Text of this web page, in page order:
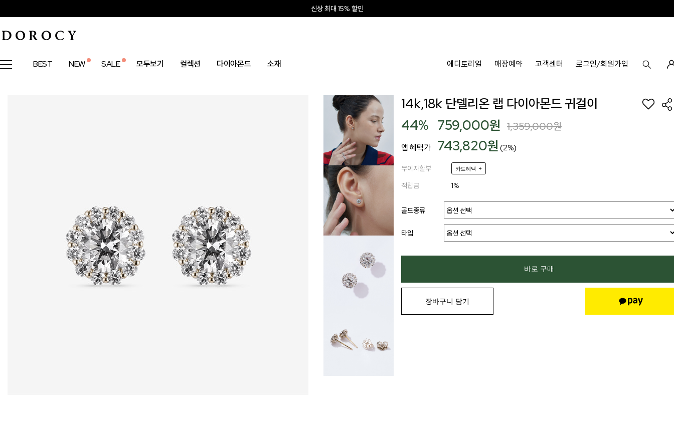
신상 최대 15% 할인
BEST NEW SALE 모두보기 컬렉션 다이아몬드 소재 에디토리얼 매장예약 고객센터 로그인/회원가입
14k,18k 단델리온 랩 다이아몬드 귀걸이
44% 759,000원 1,359,000원
앱 혜택가 743,820원(2%)
무이자할부 카드혜택 +
적립금 1%
골드종류
타입
바로 구매
장바구니 담기